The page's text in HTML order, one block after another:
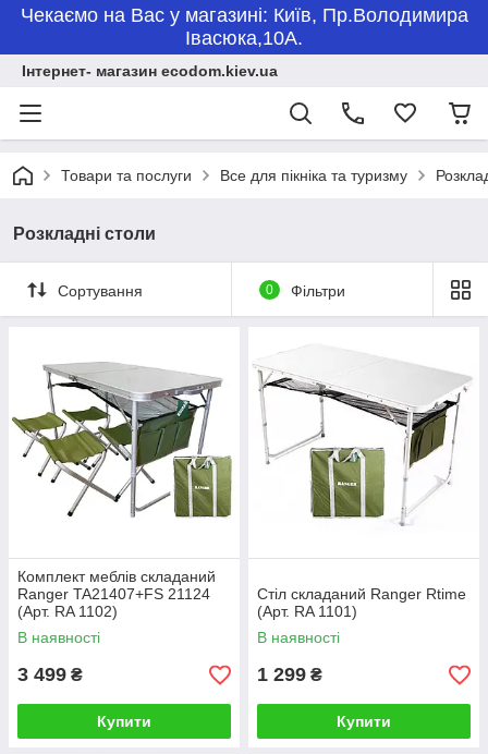
Чекаємо на Вас у магазині: Київ, Пр.Володимира
Івасюка,10А.
Інтернет- магазин ecodom.kiev.ua
Товари та послуги Все для пікніка та туризму
Розкладні столи
Сортування 0 Фільтри
Комплект меблів складаний
Ranger TA21407+FS 21124
(Арт. RA 1102)
В наявності
3 499 ₴
Купити
Стіл складаний Ranger Rtime
(Арт. RA 1101)
В наявності
1 299 ₴
Купити